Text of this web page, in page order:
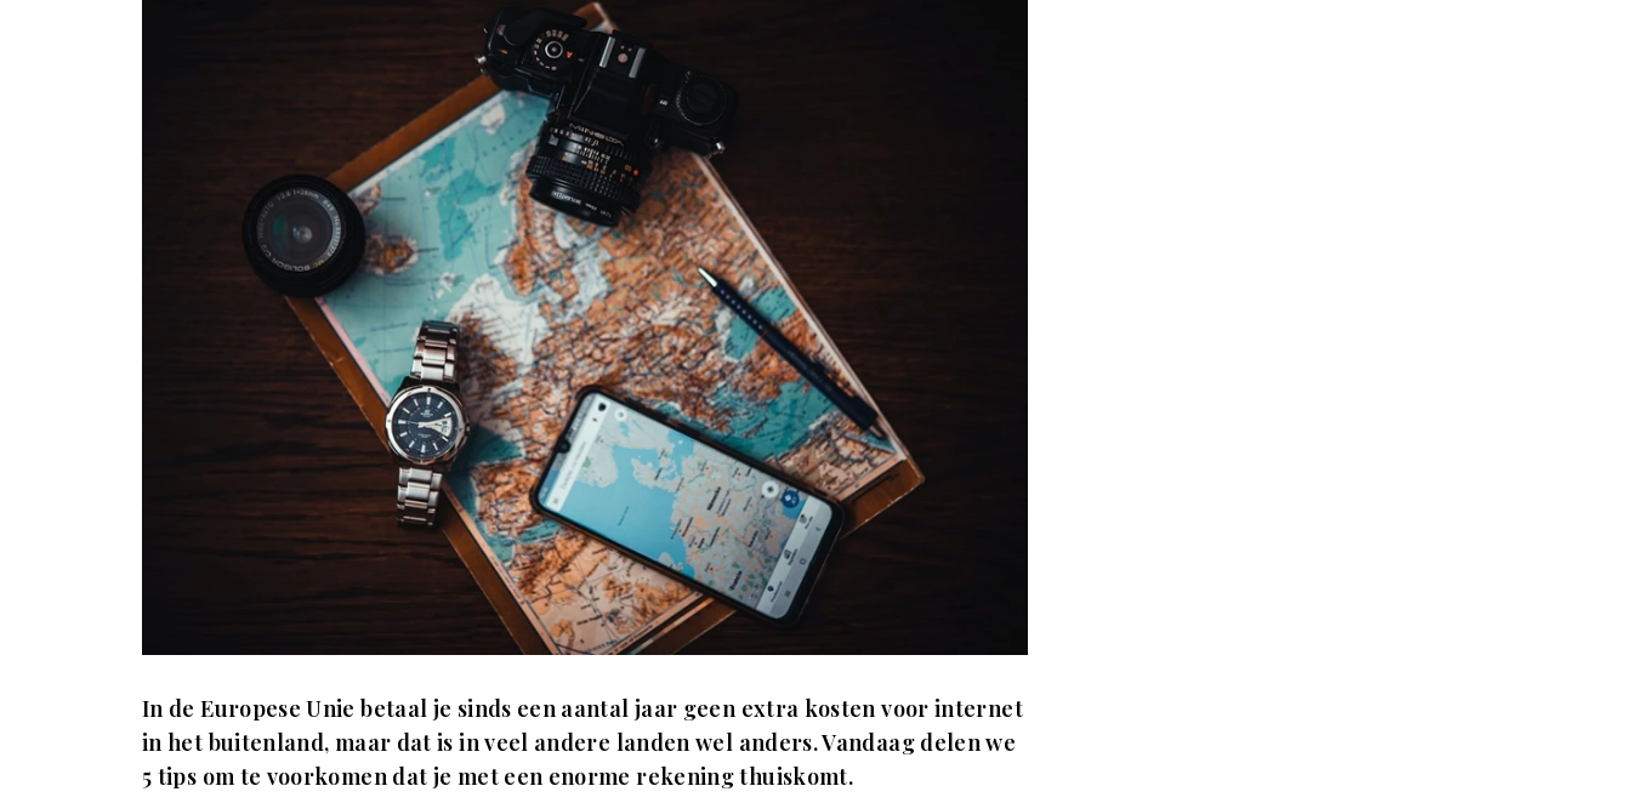
In de Europese Unie betaal je sinds een aantal jaar geen extra kosten voor internet
in het buitenland, maar dat is in veel andere landen wel anders. Vandaag delen we
5 tips om te voorkomen dat je met een enorme rekening thuiskomt.